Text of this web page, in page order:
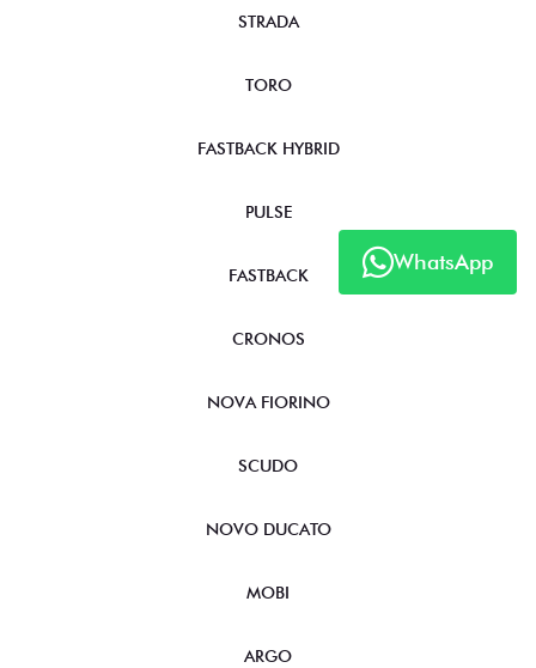
WhatsApp
STRADA
TORO
FASTBACK HYBRID
PULSE
FASTBACK
CRONOS
NOVA FIORINO
SCUDO
NOVO DUCATO
MOBI
ARGO